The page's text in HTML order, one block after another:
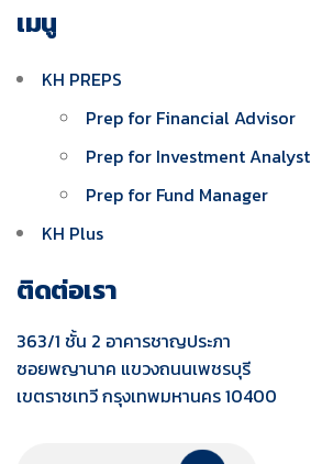
เมนู
KH PREPS
Prep for Financial Advisor
Prep for Investment Analyst
Prep for Fund Manager
KH Plus
ติดต่อเรา
363/1 ชั้น 2 อาคารชาญประภา
ซอยพญานาค แขวงถนนเพชรบุรี
เขตราชเทวี กรุงเทพมหานคร 10400